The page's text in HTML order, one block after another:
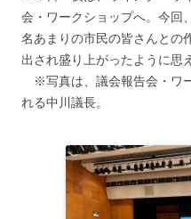
会・ワークショップへ。今回
名あまりの市民の皆さんとの
出され盛り上がったように思
※写真は、議会報告会・ワ
れる中川議長。